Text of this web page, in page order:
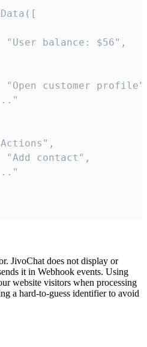
"User balance: $56",
"Open customer
"Add contact",
JivoChat does not display or
it in Webhook events. Using
website visitors when processing
a hard-to-guess identifier to avoid